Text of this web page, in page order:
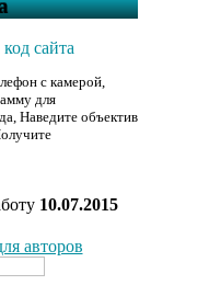
с камерой,
для
Наведите объектив
10.07.2015
авторов